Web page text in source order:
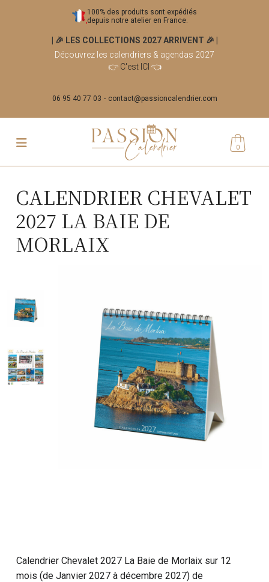
100% des produits sont expédiés
depuis notre atelier en France.
| 🎉 LES COLLECTIONS 2027 ARRIVENT 🎉
Découvrez les calendriers & agendas 2027
👉 C'est ICI 👈
06 95 40 77 03 contact@passioncalendrier.com
0
CALENDRIER CHEVALET
2027 LA BAIE DE
MORLAIX
Calendrier Chevalet 2027 La Baie de Morlaix sur 12
mois (de Janvier 2027 à décembre 2027) de